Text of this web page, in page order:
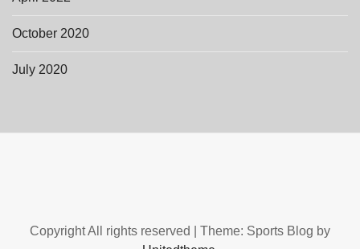
October 2020
July 2020
Copyright All rights reserved
Theme: Sports Blog by